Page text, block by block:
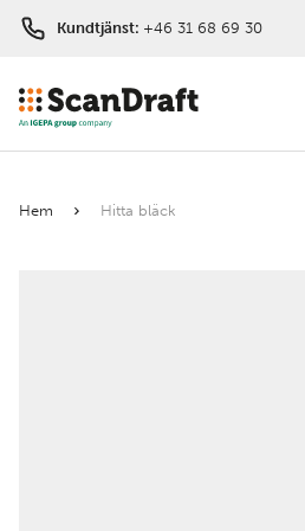
Kundtjänst: +46 31 68 69 30
Hem Hitta bläck